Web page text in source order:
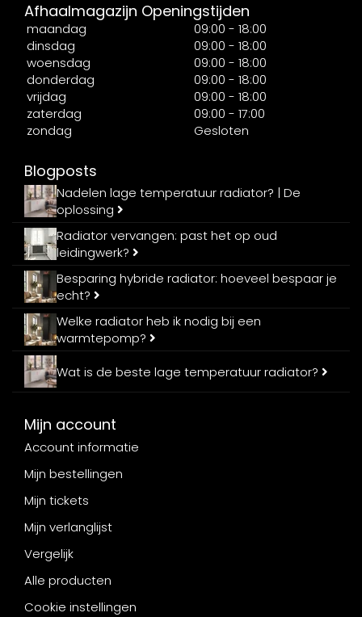
Afhaalmagazijn Openingstijden
maandag
09:00 - 18:00
dinsdag
09:00 - 18:00
woensdag
09:00 - 18:00
donderdag
09:00 - 18:00
vrijdag
09:00 - 18:00
zaterdag
09:00 - 17:00
zondag
Gesloten
Blogposts
Nadelen lage temperatuur radiator? | De
oplossing
Radiator vervangen: past het op oud
leidingwerk?
Besparing hybride radiator: hoeveel bespaar je
echt?
Welke radiator heb ik nodig bij een
warmtepomp?
Wat is de beste lage temperatuur radiator?
Mijn account
Account informatie
Mijn bestellingen
Mijn tickets
Mijn verlanglijst
Vergelijk
Alle producten
Cookie instellingen